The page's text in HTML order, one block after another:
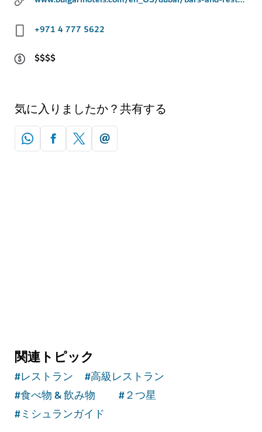
+971 4 777 5622
$$$$
気に入りましたか？共有する
関連トピック
#レストラン #高級レストラン
#食べ物 & 飲み物 #２つ星
#ミシュランガイド